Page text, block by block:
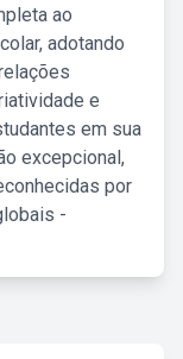
ao
adotando
e
em sua
excepcional,
por
-